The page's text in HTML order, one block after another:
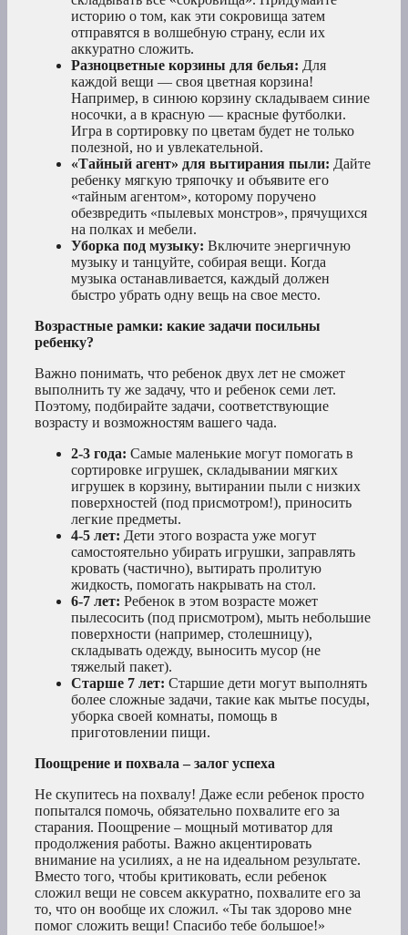
историю о том, как эти сокровища затем
отправятся в волшебную страну, если их
аккуратно сложить.
Разноцветные корзины для белья: Для
каждой вещи — своя цветная корзина!
Например, в синюю корзину складываем синие
носочки, а в красную — красные футболки.
Игра в сортировку по цветам будет не только
полезной, но и увлекательной.
«Тайный агент» для вытирания пыли: Дайте
ребенку мягкую тряпочку и объявите его
«тайным агентом», которому поручено
обезвредить «пылевых монстров», прячущихся
на полках и мебели.
Уборка под музыку: Включите энергичную
музыку и танцуйте, собирая вещи. Когда
музыка останавливается, каждый должен
быстро убрать одну вещь на свое место.
Возрастные рамки: какие задачи посильны
ребенку?
Важно понимать, что ребенок двух лет не сможет
выполнить ту же задачу, что и ребенок семи лет.
Поэтому, подбирайте задачи, соответствующие
возрасту и возможностям вашего чада.
2-3 года: Самые маленькие могут помогать в
сортировке игрушек, складывании мягких
игрушек в корзину, вытирании пыли с низких
поверхностей (под присмотром!), приносить
легкие предметы.
4-5 лет: Дети этого возраста уже могут
самостоятельно убирать игрушки, заправлять
кровать (частично), вытирать пролитую
жидкость, помогать накрывать на стол.
6-7 лет: Ребенок в этом возрасте может
пылесосить (под присмотром), мыть небольшие
поверхности (например, столешницу),
складывать одежду, выносить мусор (не
тяжелый пакет).
Старше 7 лет: Старшие дети могут выполнять
более сложные задачи, такие как мытье посуды,
уборка своей комнаты, помощь в
приготовлении пищи.
Поощрение и похвала – залог успеха
Не скупитесь на похвалу! Даже если ребенок просто
попытался помочь, обязательно похвалите его за
старания. Поощрение – мощный мотиватор для
продолжения работы. Важно акцентировать
внимание на усилиях, а не на идеальном результате.
Вместо того, чтобы критиковать, если ребенок
сложил вещи не совсем аккуратно, похвалите его за
то, что он вообще их сложил. «Ты так здорово мне
помог сложить вещи! Спасибо тебе большое!»